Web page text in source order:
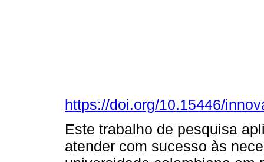
https://doi.org/10.15446/
Este trabalho de pesquisa
atender com sucesso às